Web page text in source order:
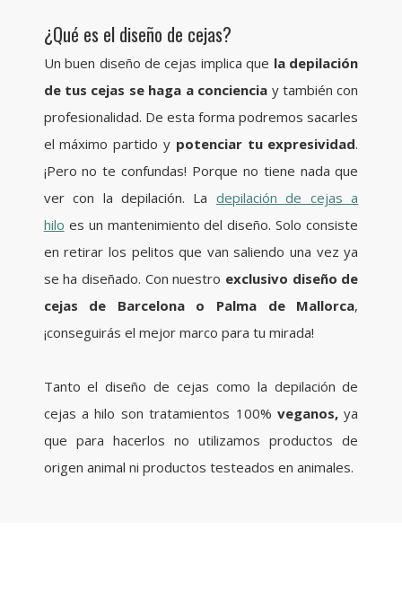
¿Qué es el diseño de cejas?
Un buen diseño de cejas implica que la depilación
de tus cejas se haga a conciencia y también con
profesionalidad. De esta forma podremos sacarles
el máximo partido y potenciar tu expresividad.
¡Pero no te confundas! Porque no tiene nada que
ver con la depilación. La depilación de cejas a
hilo es un mantenimiento del diseño. Solo consiste
en retirar los pelitos que van saliendo una vez ya
se ha diseñado. Con nuestro exclusivo diseño de
cejas de Barcelona o Palma de Mallorca,
¡conseguirás el mejor marco para tu mirada!
Tanto el diseño de cejas como la depilación de
cejas a hilo son tratamientos 100% veganos,ya
que para hacerlos no utilizamos productos de
origen animal ni productos testeados en animales.